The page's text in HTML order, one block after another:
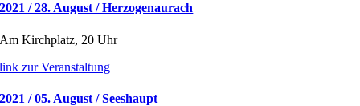
2021 / 28. August / Herzogenaurach
Am Kirchplatz, 20 Uhr
link zur Veranstaltung
2021 / 05. August / Seeshaupt